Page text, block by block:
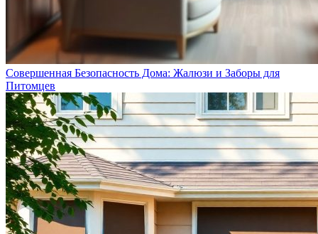
Совершенная Безопасность Дома: Жалюзи и Заборы для
Питомцев